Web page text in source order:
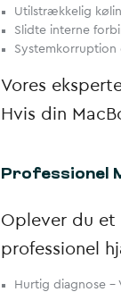
Utilstrækkelig
Slidte interne
Systemkorruption
Vores
Hvis din
Professionel
Oplever du et
professionel
Hurtig diagnose –